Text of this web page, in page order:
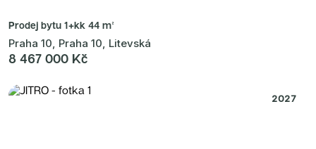
Prodej bytu 1+kk 44 m²
Praha 10, Praha 10, Litevská
8 467 000 Kč
2027